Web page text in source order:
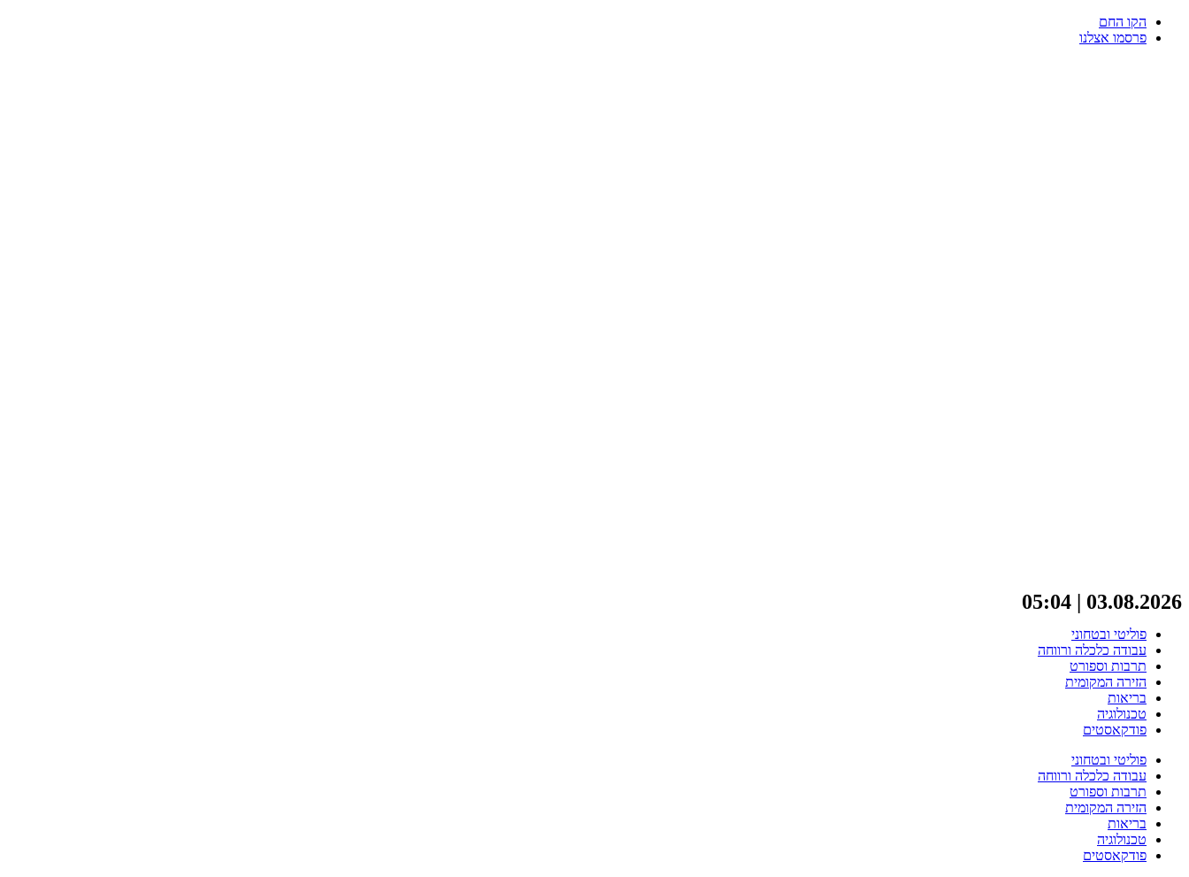
לתוכן
הקו החם
פרסמו אצלנו
03.08.2026 | 05:04
פוליטי ובטחוני
עבודה כלכלה ורווחה
תרבות וספורט
הזירה המקומית
בריאות
טכנולוגיה
פודקאסטים
פוליטי ובטחוני
עבודה כלכלה ורווחה
תרבות וספורט
הזירה המקומית
בריאות
טכנולוגיה
פודקאסטים